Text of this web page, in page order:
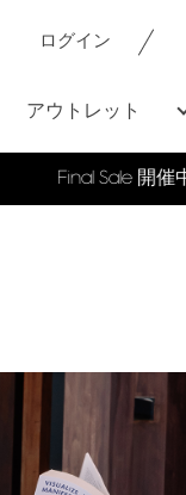
ログイン
アウトレット